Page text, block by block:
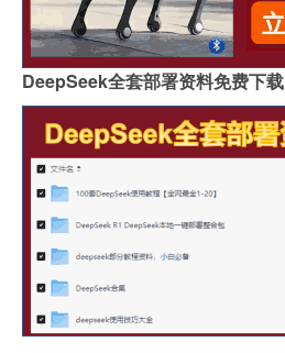
DeepSeek全套部署资料免费下载